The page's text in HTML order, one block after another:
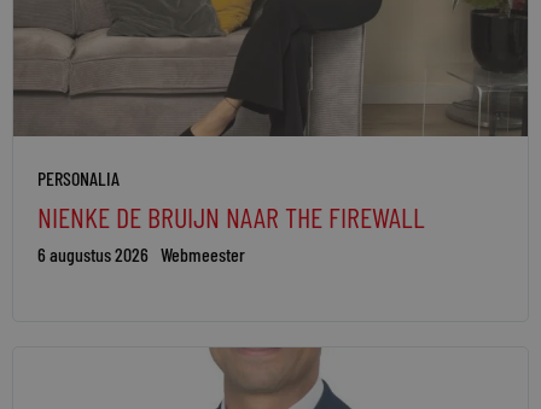
PERSONALIA
NIENKE DE BRUIJN NAAR THE FIREWALL
6 augustus 2026 Webmeester